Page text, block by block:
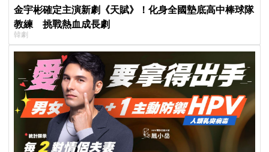
金宇彬確定主演新劇《天賦》！化身全國墊底高中棒球隊
教練 挑戰熱血成長劇
韓劇